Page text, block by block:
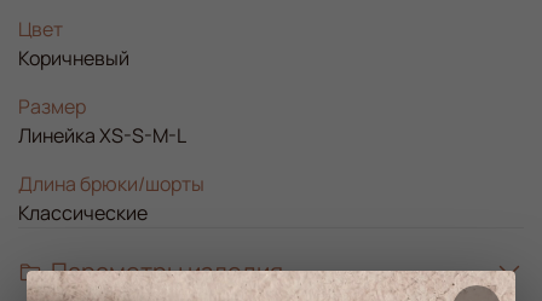
Цвет
Коричневый
Размер
Линейка XS-S-M-L
Длина брюки/шорты
Классические
Параметры изделия